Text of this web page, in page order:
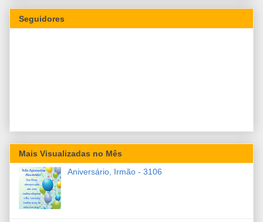
Seguidores
Mais Visualizadas no Mês
Aniversário, Irmão - 3106